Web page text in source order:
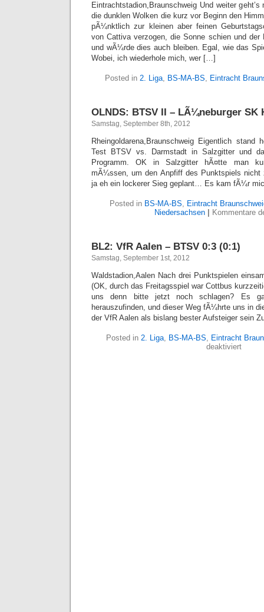
(0:1)
Eintrachtstadion,Braunschweig Und weiter
die dunklen Wolken die kurz vor Beginn den
pÃ¼nktlich zur kleinen aber feinen
von Cattiva verzogen, die Sonne schien und der
und wÃ¼rde dies auch bleiben. Egal, wie das
Wobei, ich wiederhole mich, wer […]
Posted in 2. Liga, BS-MA-BS, Eintracht
OLNDS: BTSV II – LÃ¼neburger SK
Samstag, September 8th, 2012
Rheingoldarena,Braunschweig Eigentlich
Test BTSV vs. Darmstadt in Salzgitter und
Programm. OK in Salzgitter hÃ¤tte man
mÃ¼ssen, um den Anpfiff des Punktspiels nicht
ja eh ein lockerer Sieg geplant… Es kam fÃ¼r
Posted in BS-MA-BS, Eintracht
Niedersachsen
Kommentare
BL2: VfR Aalen – BTSV 0:3 (0:1)
Samstag, September 1st, 2012
Waldstadion,Aalen Nach drei Punktspielen
(OK, durch das Freitagsspiel war Cottbus
uns denn bitte jetzt noch schlagen? Es
herauszufinden, und dieser Weg fÃ¼hrte uns in
der VfR Aalen als bislang bester Aufsteiger sein
Posted in 2. Liga, BS-MA-BS, Eintracht
deaktiviertfür